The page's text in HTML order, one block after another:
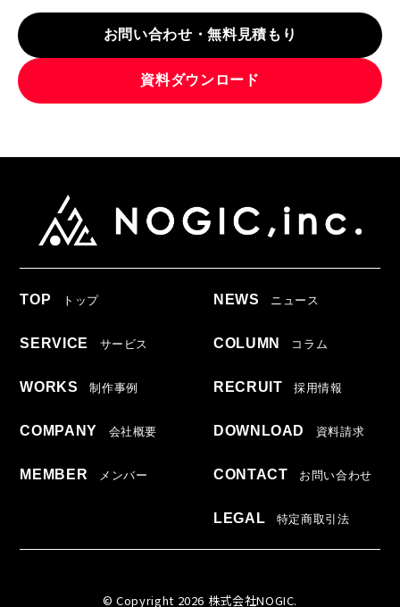
お問い合わせ・無料見積もり
資料ダウンロード
TOP トップ
SERVICE サービス
WORKS 制作事例
COMPANY 会社概要
MEMBER メンバー
NEWS ニュース
COLUMN コラム
RECRUIT 採用情報
DOWNLOAD 資料請求
CONTACT お問い合わせ
LEGAL 特定商取引法
© Copyright 2026 株式会社NOGIC.